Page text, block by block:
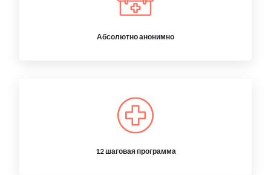
Абсолютно анонимно
12 шаговая программа